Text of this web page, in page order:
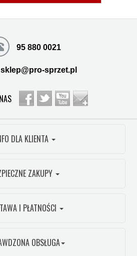
95 880 0021
sklep@pro-sprzet.pl
DLA KLIENTA
ZAKUPY
I PŁATNOŚCI
OBSŁUGA